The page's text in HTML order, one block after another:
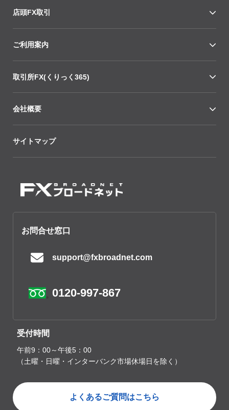
店頭FX取引
ご利用案内
取引所FX(くりっく365)
会社概要
サイトマップ
お問合せ窓口
support@fxbroadnet.com
0120-997-867
受付時間
午前9：00～午後5：00
（土曜・日曜・インターバンク市場休場日を除く）
よくあるご質問はこちら